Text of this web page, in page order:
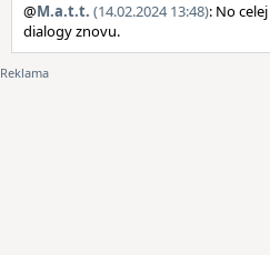
@M.a.t.t. (14.02.2024 13:48): No
dialogy znovu.